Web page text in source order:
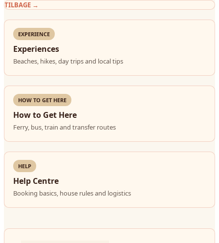
TILBAGE →
EXPERIENCE
Experiences
Beaches, hikes, day trips and local tips
HOW TO GET HERE
How to Get Here
Ferry, bus, train and transfer routes
HELP
Help Centre
Booking basics, house rules and logistics